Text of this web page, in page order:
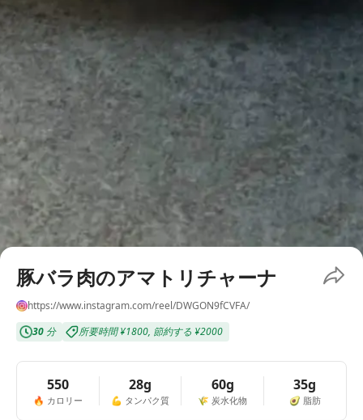
豚バラ肉のアマトリチャーナ
https://www.instagram.com/reel/DWGON9fCVFA/
30 分 所要時間¥1800, 節約する ¥2000
550
🔥 カロリー
28g
💪 タンパク質
60g
🌾 炭水化物
35g
🥑 脂肪